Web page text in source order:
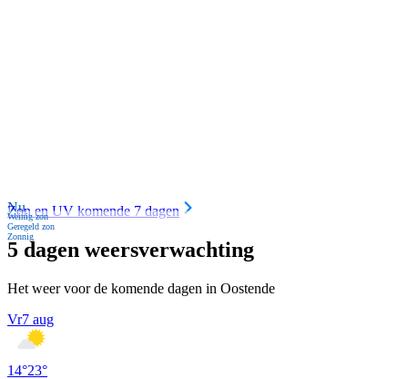
Nu
Weinig zon
Geregeld zon
Zonnig
Zon en UV komende 7 dagen
5 dagen weersverwachting
Het weer voor de komende dagen in Oostende
Vr7 aug
14°23°